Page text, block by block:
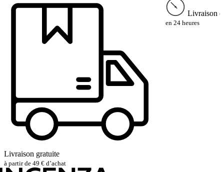
Livraison gratuite
à partir de 49 € d’achat
Livraison
en 24 heures